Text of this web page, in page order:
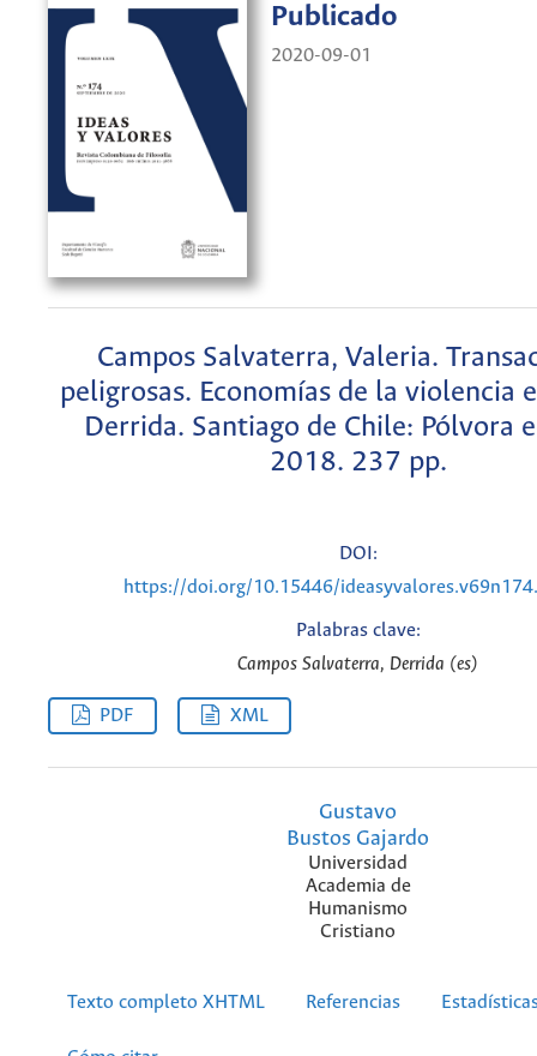
Publicado
2020-09-01
Campos Salvaterra, Valeria.
peligrosas. Economías de la violencia
Derrida. Santiago de Chile: Pólvora
2018. 237 pp.
DOI:
https://doi.org/10.15446/
Palabras clave:
Campos Salvaterra, Derrida (es)
PDF XML
Gustavo
Bustos Gajardo
Universidad
Academia de
Humanismo
Cristiano
Texto completo XHTML Referencias